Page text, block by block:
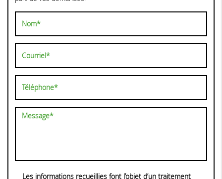
Les informations recueillies font l’objet d’un traitement